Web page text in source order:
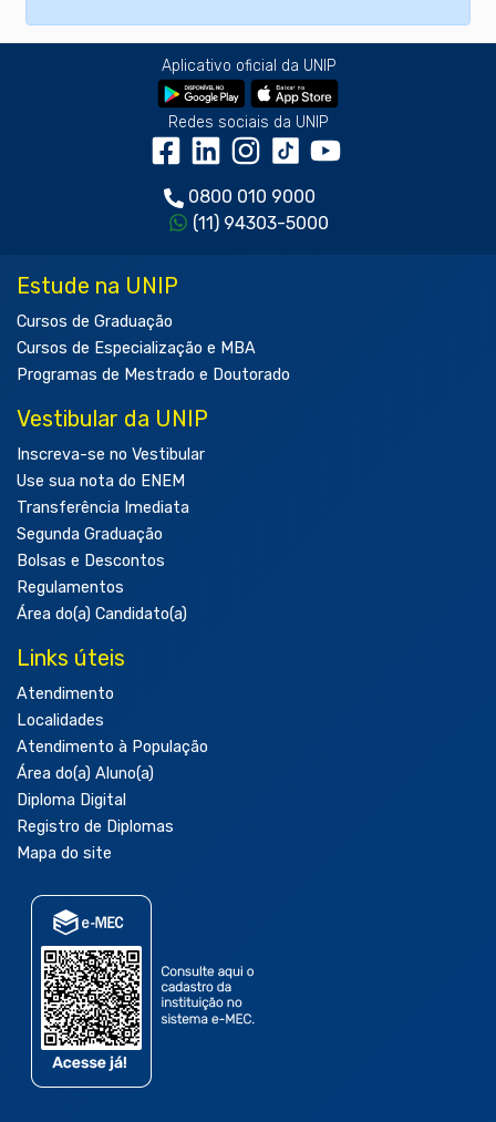
Aplicativo oficial da UNIP
Redes sociais da UNIP
0800 010 9000
(11) 94303-5000
Estude na UNIP
Cursos de Graduação
Cursos de Especialização e MBA
Programas de Mestrado e Doutorado
Vestibular da UNIP
Inscreva-se no Vestibular
Use sua nota do ENEM
Transferência Imediata
Segunda Graduação
Bolsas e Descontos
Regulamentos
Área do(a) Candidato(a)
Links úteis
Atendimento
Localidades
Atendimento à População
Área do(a) Aluno(a)
Diploma Digital
Registro de Diplomas
Mapa do site